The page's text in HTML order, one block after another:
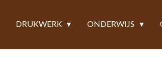
DRUKWERK ONDERWIJS